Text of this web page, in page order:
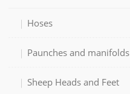
Hoses
Paunches and manifolds
Sheep Heads and Feet